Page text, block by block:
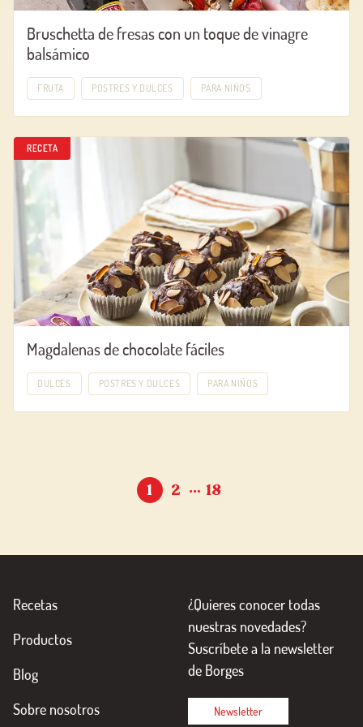
Bruschetta de fresas con un toque de vinagre
balsámico
FRUTA POSTRES Y DULCES PARA NIÑOS
RECETA
Magdalenas de chocolate fáciles
DULCES POSTRES Y DULCES PARA NIÑOS
1 2 … 18
Recetas
Productos
Blog
Sobre nosotros
¿Quieres conocer todas
nuestras novedades?
Suscríbete a la newsletter
de Borges
Newsletter